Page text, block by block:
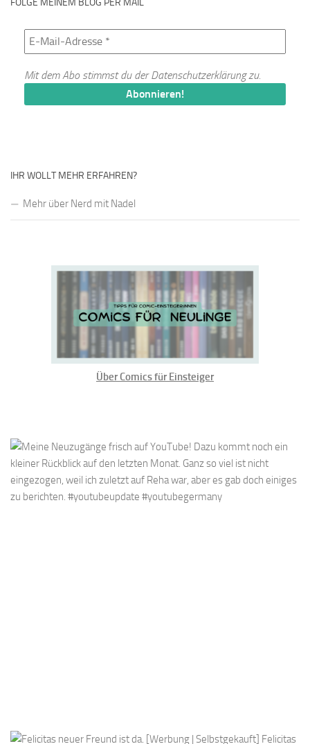
Mit dem Abo stimmst du derDatenschutzerklärungzu.
IHR WOLLT MEHR ERFAHREN?
Mehr über Nerd mit Nadel
Über Comics für Einsteiger